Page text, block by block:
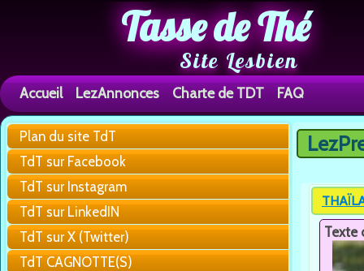
Tasse de Thé
Site Lesbien
Accueil LezAnnonces Charte de TDT FAQ
Plan du site TdT
TdT sur Facebook
TdT sur Instagram
TdT sur LinkedIN
TdT sur X (Twitter)
TdT CAGNOTTE(S)
Vous
Texte